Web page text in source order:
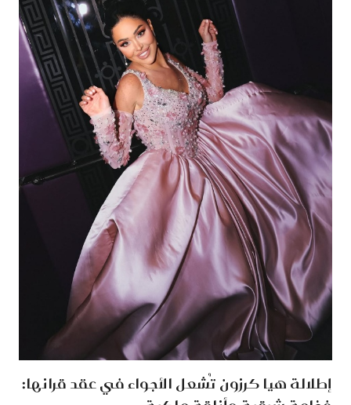
إطلالة هيا كرزون تُشعل الأجواء في عقد قرانها: